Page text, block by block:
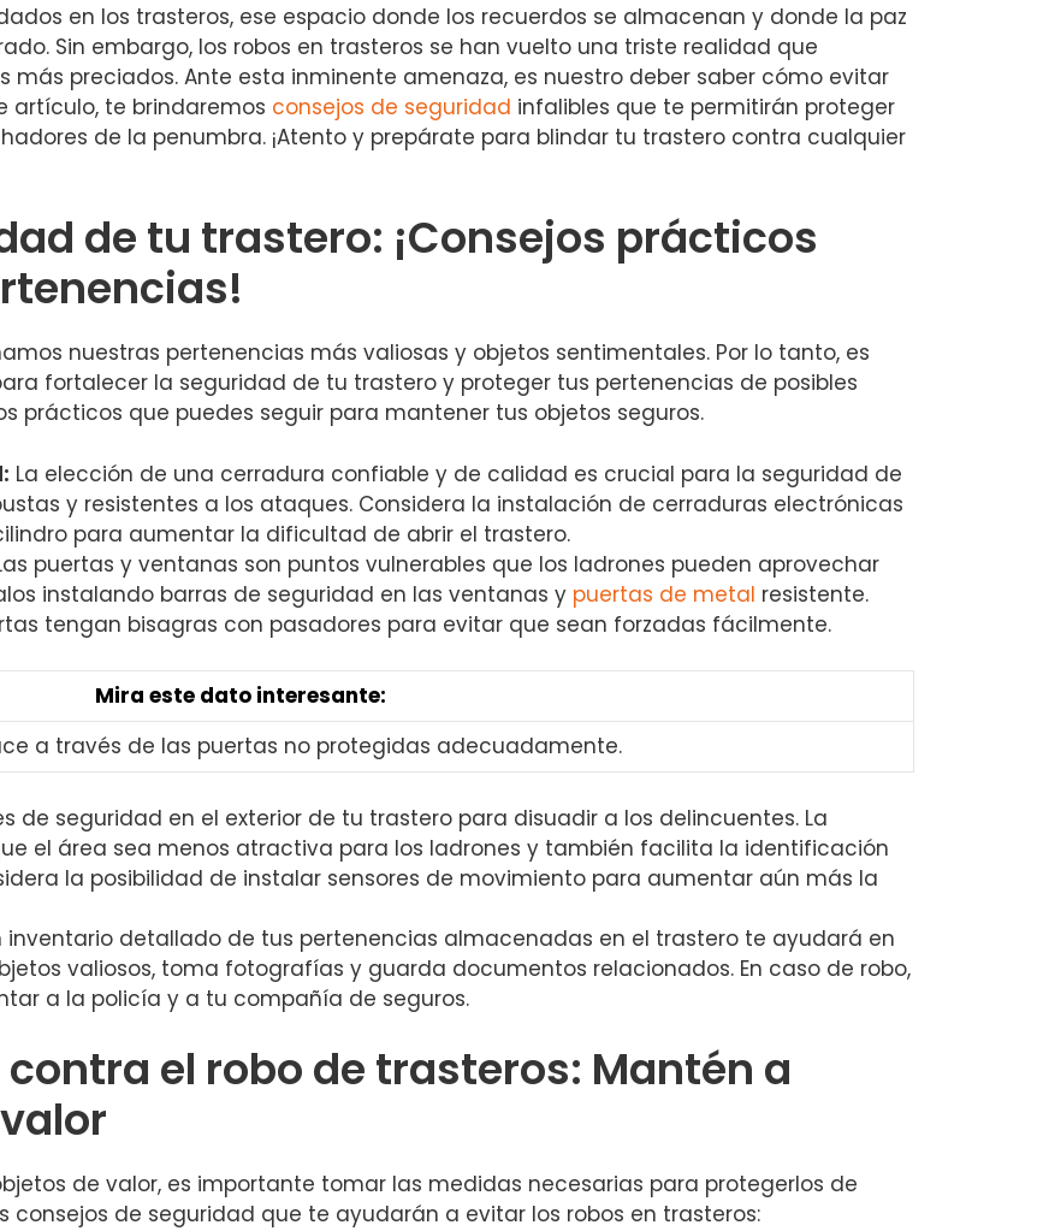
en los⁢ trasteros, ese espacio donde los recuerdos se almacenan ‌y donde ​la paz
Sin embargo, los ⁣robos en ⁢trasteros se han vuelto una⁣ triste realidad que
más preciados. Ante esta inminente amenaza, es nuestro deber saber cómo evitar
artículo,⁤ te brindaremos consejos de seguridad infalibles que te⁤ permitirán proteger
de la penumbra. ¡Atento ⁣y ⁤prepárate ⁤para blindar tu trastero contra cualquier
de tu trastero: ¡Consejos prácticos
nuestras pertenencias más valiosas y objetos sentimentales. ​Por lo tanto, es
fortalecer la seguridad de tu trastero y proteger tus⁢ pertenencias de posibles
prácticos‍ que puedes seguir​ para mantener tus objetos seguros.
La elección ​de una cerradura‍ confiable y de calidad es ​crucial para la seguridad de
y resistentes a los ataques.⁢ Considera la instalación de cerraduras electrónicas​
para aumentar la⁣ dificultad de abrir el trastero.
puertas y ventanas son puntos vulnerables que​ los ladrones pueden aprovechar
instalando barras de seguridad⁢ en las ventanas y puertas de metal resistente.
tengan bisagras ⁣con​ pasadores para evitar ⁣que sean⁣ forzadas ‍fácilmente.
Mira este dato interesante:
a través de las puertas no protegidas adecuadamente.
de seguridad⁤ en el exterior de tu trastero para disuadir a los delincuentes.‌ La
el⁣ área sea menos atractiva para los ladrones y también facilita la identificación
la posibilidad de instalar sensores de movimiento para aumentar aún más la
inventario detallado de tus‍ pertenencias⁢ almacenadas en el‍ trastero te ayudará en
valiosos, toma fotografías‍ y​ guarda documentos relacionados. En caso de robo,
a la‌ policía y ⁢a tu compañía de seguros.
el robo de trasteros: ⁤Mantén a
de valor, es ‌importante tomar ⁣las medidas necesarias para protegerlos de
consejos de seguridad que te ‌ayudarán a evitar⁣ los ‍robos‍ en trasteros: